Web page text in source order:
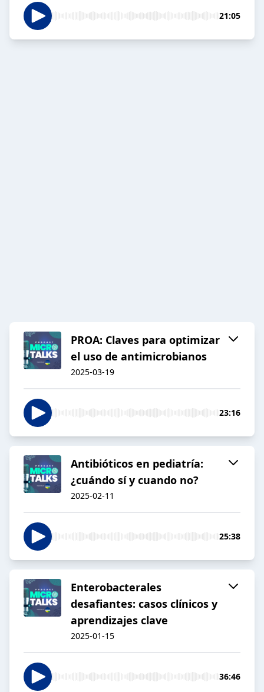
21:05
PROA: Claves para optimizar
el uso de antimicrobianos
2025-03-19
23:16
Antibióticos en pediatría:
¿cuándo sí y cuando no?
2025-02-11
25:38
Enterobacterales
desafiantes: casos clínicos y
aprendizajes clave
2025-01-15
36:46